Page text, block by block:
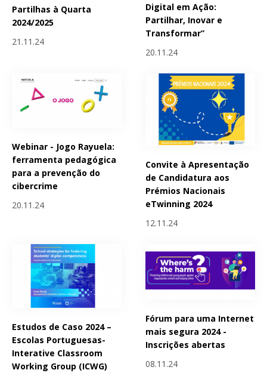
Partilhas à Quarta
2024/2025
21.11.24
Digital em Ação:
Partilhar, Inovar e
Transformar”
20.11.24
Webinar - Jogo Rayuela:
ferramenta pedagógica
para a prevenção do
cibercrime
20.11.24
Convite à Apresentação
de Candidatura aos
Prémios Nacionais
eTwinning 2024
12.11.24
Estudos de Caso 2024 –
Escolas Portuguesas-
Interative Classroom
Working Group (ICWG)
Fórum para uma Internet
mais segura 2024 -
Inscrições abertas
08.11.24